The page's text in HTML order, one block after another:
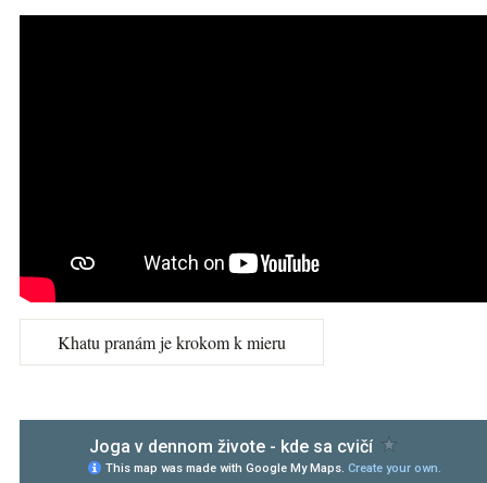
Khatu pranám je krokom k mieru